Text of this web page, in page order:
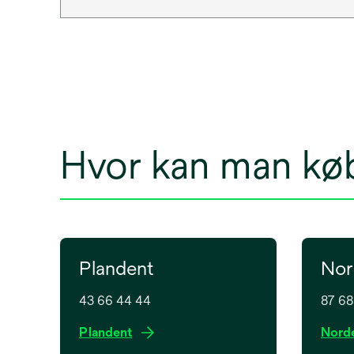
Hvor kan man
Plandent
43 66 44 44
Plandento
87 68